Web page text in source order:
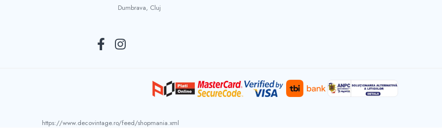
Dumbrava, Cluj
https://www.decovintage.ro/feed/shopmania.xml